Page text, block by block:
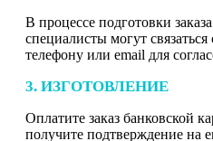
В процессе подготовки
специалисты могут
телефону или email для
3. ИЗГОТОВЛЕНИЕ
Оплатите заказ банковской
получите подтверждение на